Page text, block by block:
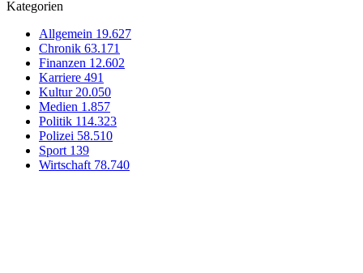
Kategorien
Allgemein 19.627
Chronik 63.171
Finanzen 12.602
Karriere 491
Kultur 20.050
Medien 1.857
Politik 114.323
Polizei 58.510
Sport 139
Wirtschaft 78.740